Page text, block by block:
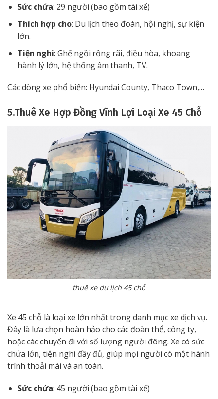
Sức chứa: 29 người (bao gồm tài xế)
Thích hợp cho: Du lịch theo đoàn, hội nghị, sự kiện
lớn.
Tiện nghi: Ghế ngồi rộng rãi, điều hòa, khoang
hành lý lớn, hệ thống âm thanh, TV.
Các dòng xe phổ biến: Hyundai County, Thaco Town,…
5.Thuê Xe Hợp Đồng Vĩnh Lợi Loại Xe 45 Chỗ
thuê xe du lịch 45 chỗ
Xe 45 chỗ là loại xe lớn nhất trong danh mục xe dịch vụ.
Đây là lựa chọn hoàn hảo cho các đoàn thể, công ty,
hoặc các chuyến đi với số lượng người đông. Xe có sức
chứa lớn, tiện nghi đầy đủ, giúp mọi người có một hành
trình thoải mái và an toàn.
Sức chứa: 45 người (bao gồm tài xế)